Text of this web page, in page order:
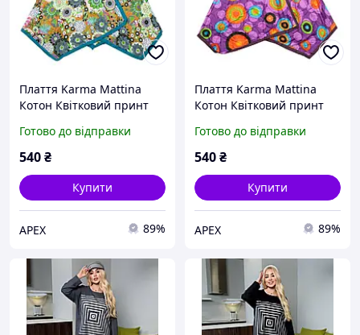
Плаття Karma Mattina
Котон Квітковий принт
фон (24167)
Готово до відправки
540₴
Купити
APEX 89%
Плаття Karma Mattina
Котон Квітковий принт
фон (24168)
Готово до відправки
540₴
Купити
APEX 89%